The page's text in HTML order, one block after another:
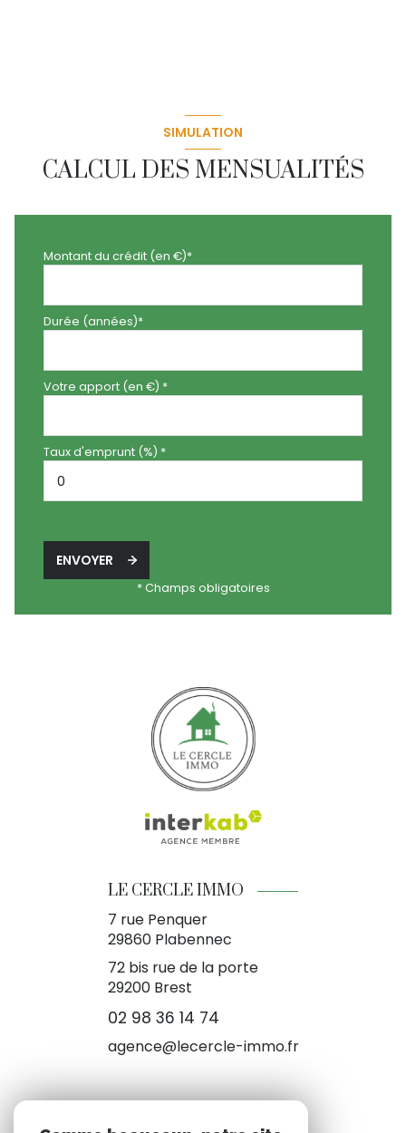
SIMULATION
CALCUL DES MENSUALITÉS
Montant du crédit (en €)*
Durée (années)*
Votre apport (en €) *
Taux d'emprunt (%) *
ENVOYER
* Champs obligatoires
LE CERCLE IMMO
7 rue Penquer
29860 Plabennec
72 bis rue de la porte
29200 Brest
02 98 36 14 74
agence@lecercle-immo.fr